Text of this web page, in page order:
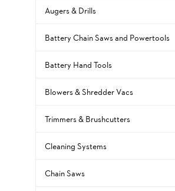
Augers & Drills
Battery Chain Saws and Powertools
Battery Hand Tools
Blowers & Shredder Vacs
Trimmers & Brushcutters
Cleaning Systems
Chain Saws